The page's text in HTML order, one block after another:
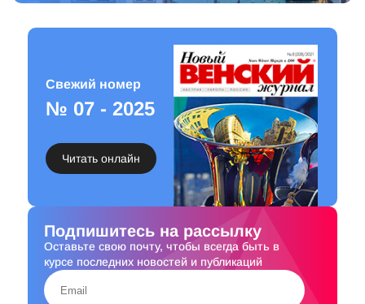
Свежий номер
№ 07 - 2025
Читать онлайн
Подпишитесь на рассылку
Оставьте свою почту, чтобы всегда быть в
курсе последних новостей и публикаций